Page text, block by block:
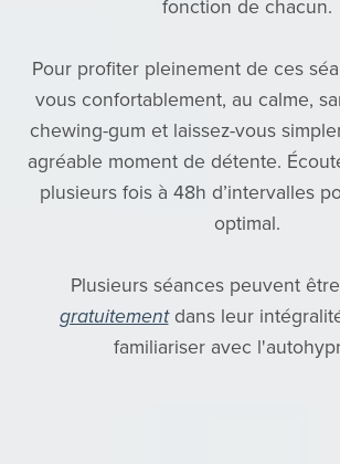
fonction de chacun.
Pour profiter pleinement de ces
vous confortablement, au calme,
chewing-gum et laissez-vous
agréable moment de détente.
plusieurs fois à 48h d’intervalles
optimal.
Plusieurs séances peuvent
gratuitementdans leur
familiariser avec